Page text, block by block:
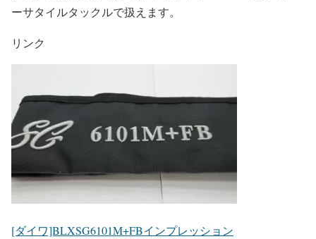
ーサタイルタックルで扱えます。
リンク
[ダイワ]BLXSG6101M+FBインプレッション